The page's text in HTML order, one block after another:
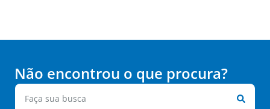
Não encontrou o que procura?